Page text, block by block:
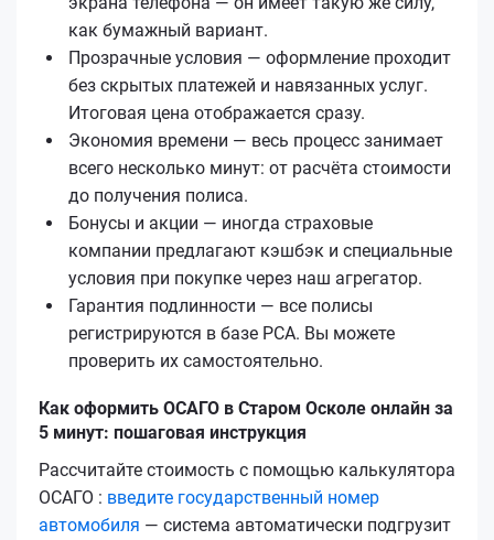
как бумажный вариант.
Прозрачные условия — оформление проходит
без скрытых платежей и навязанных услуг.
Итоговая цена отображается сразу.
Экономия времени — весь процесс занимает
всего несколько минут: от расчёта стоимости
до получения полиса.
Бонусы и акции — иногда страховые
компании предлагают кэшбэк и специальные
условия при покупке через наш агрегатор.
Гарантия подлинности — все полисы
регистрируются в базе РСА. Вы можете
проверить их самостоятельно.
Как оформить ОСАГО в Старом Осколе онлайн за
5 минут: пошаговая инструкция
Рассчитайте стоимость с помощью калькулятора
ОСАГО : введите государственный номер
автомобиля — система автоматически подгрузит